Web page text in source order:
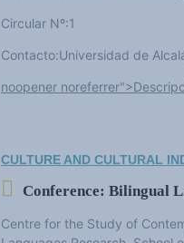
Circular Nº:1
Contacto:Universidad de
noopener
CULTURE AND CULTURAL
Conference: Bilingual
Centre for the Study of